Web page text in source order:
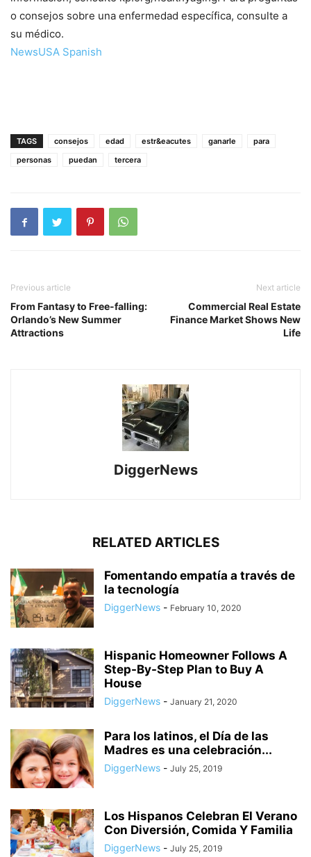
o consejos sobre una enfermedad específica, consulte a
su médico.
NewsUSA Spanish
TAGS consejos edad estr&eacutes ganarle
para
personas
puedan tercera
Previous article
From Fantasy to Free-falling:
Orlando’s New Summer
Attractions
Next article
Commercial Real Estate
Finance Market Shows New
Life
DiggerNews
RELATED ARTICLES
Fomentando empatía a través de
la tecnología
DiggerNews - February 10, 2020
Hispanic Homeowner Follows A
Step-By-Step Plan to Buy A
House
DiggerNews - January 21, 2020
Para los latinos, el Día de las
Madres es una celebración...
DiggerNews - July 25, 2019
Los Hispanos Celebran El Verano
Con Diversión, Comida Y Familia
DiggerNews - July 25, 2019